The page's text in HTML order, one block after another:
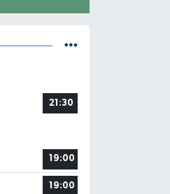
21:30
19:00
19:00